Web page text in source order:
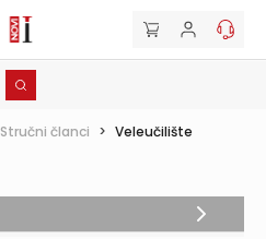
Stručni članci > Veleučilište